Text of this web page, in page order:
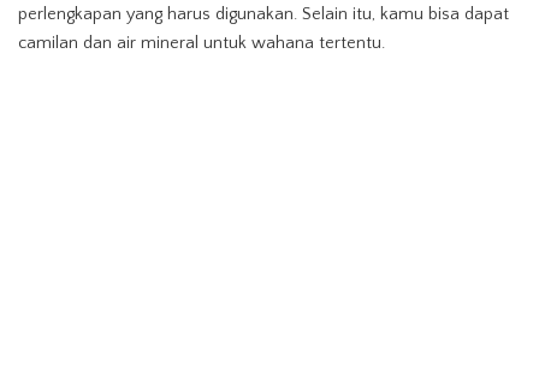
perlengkapan yang harus digunakan. Selain itu, kamu bisa dapat
camilan dan air mineral untuk wahana tertentu.